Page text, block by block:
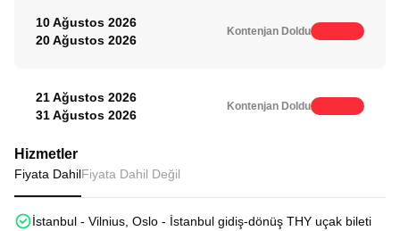
10 Ağustos 2026
20 Ağustos 2026
Kontenjan Doldu
21 Ağustos 2026
31 Ağustos 2026
Kontenjan Doldu
Hizmetler
Fiyata DahilFiyata Dahil Değil
İstanbul - Vilnius, Oslo - İstanbul gidiş-dönüş THY uçak bileti